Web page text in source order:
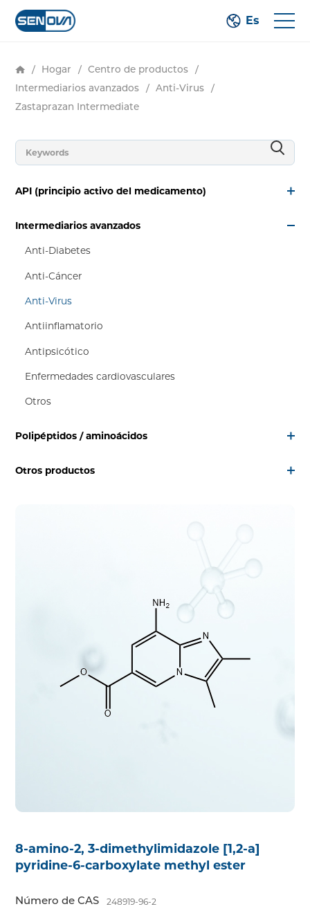
Es
/ Hogar / Centro de productos
/
Intermediarios avanzados
/ Anti-Virus
/
Zastaprazan Intermediate
API (principio activo del medicamento)
Intermediarios avanzados
Anti-Diabetes
Anti-Cáncer
Anti-Virus
Antiinflamatorio
Antipsicótico
Enfermedades cardiovasculares
Otros
Polipéptidos / aminoácidos
Otros productos
8-amino-2, 3-dimethylimidazole [1,2-a]
pyridine-6-carboxylate methyl ester
Número de CAS 248919-96-2